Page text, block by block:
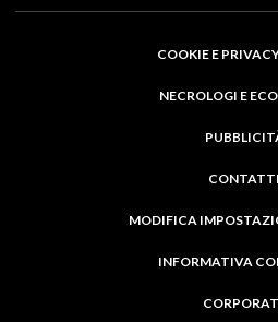
COOKIE E
NECROLOGI E
CONTATTI
MODIFICA
INFORMATIVA